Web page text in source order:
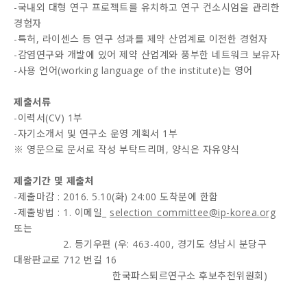
-국내외 대형 연구 프로젝트를 유치하고 연구 컨소시엄을 관리한
경험자
-특허, 라이센스 등 연구 성과를 제약 산업계로 이전한 경험자
-감염연구와 개발에 있어 제약 산업계와 풍부한 네트워크 보유자
-사용 언어(working language of the institute)는 영어
제출서류
-이력서(CV) 1부
-자기소개서 및 연구소 운영 계획서 1부
※ 영문으로 문서로 작성 부탁드리며, 양식은 자유양식
제출기간 및 제출처
-제출마감 : 2016. 5.10(화) 24:00 도착분에 한함
-제출방법 : 1. 이메일_ selection_committee@ip-korea.org
또는
2. 등기우편 (우: 463-400, 경기도 성남시 분당구
대왕판교로 712 번길 16
한국파스퇴르연구소 후보추천위원회)